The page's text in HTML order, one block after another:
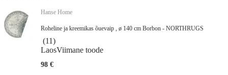
Hanse Home
Roheline ja kreemikas õuevaip , ø 140 cm Borbon - NORTHRUGS
(11)
LaosViimane toode
98 €